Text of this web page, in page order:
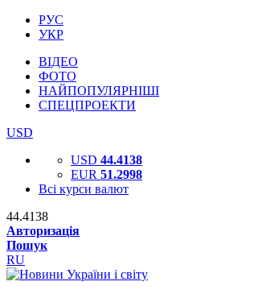
РУС
УКР
ВІДЕО
ФОТО
НАЙПОПУЛЯРНІШІ
СПЕЦПРОЕКТИ
USD
USD 44.4138
EUR 51.2998
Всі курси валют
44.4138
Авторизація
Пошук
RU